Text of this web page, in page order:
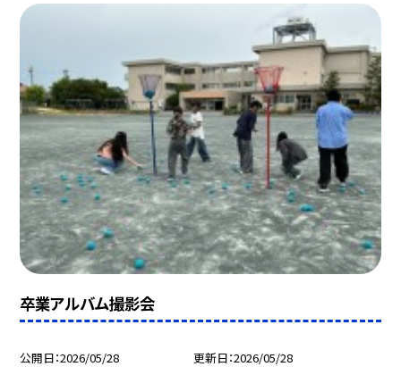
卒業アルバム撮影会
公開日 2026/05/28 更新日 2026/05/28